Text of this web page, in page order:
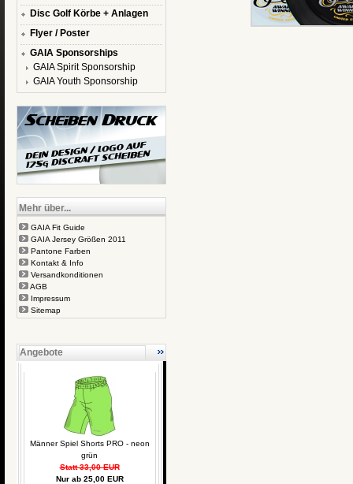
Disc Golf Körbe + Anlagen
Flyer / Poster
GAIA Sponsorships
GAIA Spirit Sponsorship
GAIA Youth Sponsorship
Mehr über...
GAIA Fit Guide
GAIA Jersey Größen 2011
Pantone Farben
Kontakt & Info
Versandkonditionen
AGB
Impressum
Sitemap
Angebote
Männer Spiel Shorts PRO - neon
grün
Statt 33,00 EUR
Nur ab 25,00 EUR